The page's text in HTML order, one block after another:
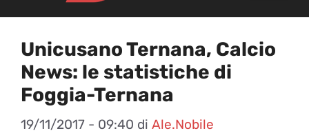
Unicusano Ternana, Calcio
News: le statistiche di
Foggia-Ternana
19/11/2017 - 09:40 di Ale.Nobile